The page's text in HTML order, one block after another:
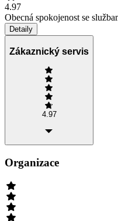
4.97
Obecná spokojenost se
Detaily
Zákaznický servis
4.97
Organizace